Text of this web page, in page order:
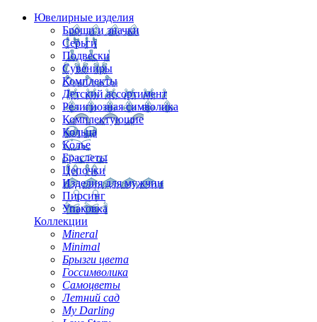
Ювелирные изделия
Броши и значки
Серьги
Подвески
Сувениры
Комплекты
Детский ассортимент
Религиозная символика
Комплектующие
Кольца
Колье
Браслеты
Цепочки
Изделия для мужчин
Пирсинг
Упаковка
Коллекции
Mineral
Minimal
Брызги цвета
Госсимволика
Самоцветы
Летний сад
My Darling